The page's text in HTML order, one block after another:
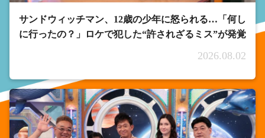
サンドウィッチマン、12歳の少年に怒られる…「何し
に行ったの？」ロケで犯した“許されざるミス”が発覚
2026.08.02